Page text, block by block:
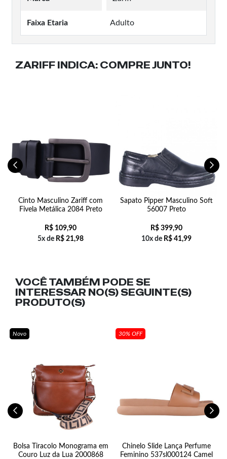
Faixa Etaria Adulto
ZARIFF INDICA: COMPRE JUNTO!
Cinto Masculino Zariff com
Fivela Metálica 2084 Preto
R$ 109,90
5x de R$ 21,98
Sapato Pipper Masculino Soft
56007 Preto
R$ 399,90
10x de R$ 41,99
VOCÊ TAMBÉM PODE SE
INTERESSAR NO(S) SEGUINTE(S)
PRODUTO(S)
Novo
Bolsa Tiracolo Monograma em
Couro Luz da Lua 2000868
30% OFF
Chinelo Slide Lança Perfume
Feminino 537sl000124 Camel